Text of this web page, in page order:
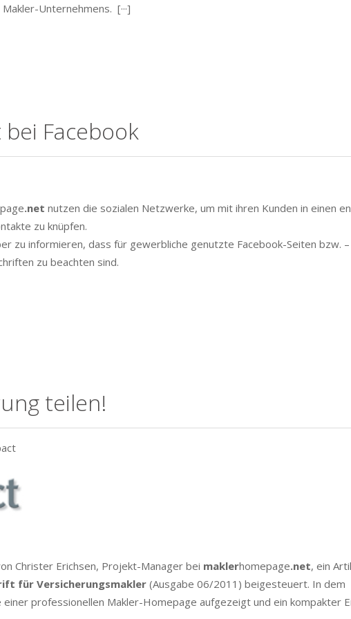
Unternehmens. [···]
Facebook
.net nutzen die sozialen Netzwerke, um mit ihren Kunden in einen
zu knüpfen.
zu informieren, dass für gewerbliche genutzte Facebook-Seiten bzw. –
zu beachten sind.
teilen!
Christer Erichsen, Projekt-Manager bei maklerhomepage.net, ein
für Versicherungsmakler(Ausgabe 06/2011) beigesteuert. In dem
professionellen Makler-Homepage aufgezeigt und ein kompakter